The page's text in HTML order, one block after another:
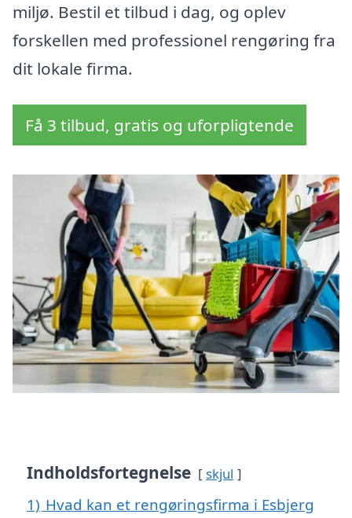
miljø. Bestil et tilbud i dag, og oplev
forskellen med professionel rengøring fra
dit lokale firma.
Få 3 tilbud, gratis og uforpligtende
Indholdsfortegnelse skjul
1) Hvad kan et rengøringsfirma i Esbjerg